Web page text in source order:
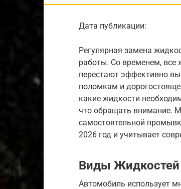
Дата публикации:
Регулярная замена
работы. Со временем, все
перестают эффективно
поломкам и
какие жидкости
что обращать внимание.
самостоятельной
2026 год и учитывает
Виды Жидкостей
Автомобиль использует